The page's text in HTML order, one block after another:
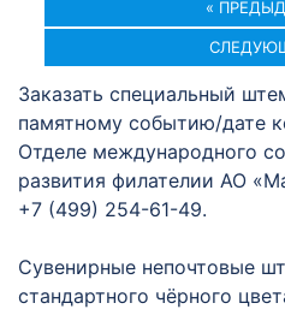
«
Заказать специальный
памятному событию/дате
Отделе международного
развития филателии АО
+7 (499) 254-61-49.
Сувенирные непочтовые
стандартного чёрного